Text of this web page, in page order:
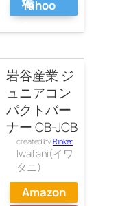
Yahoo
岩谷産業 ジ
ュニアコン
パクトバー
ナー CB-JCB
created byRinker
Iwatani(イワ
タニ)
Amazon